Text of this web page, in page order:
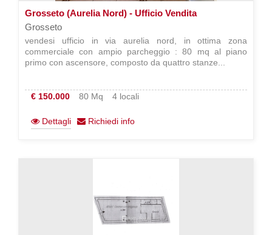
Grosseto (Aurelia Nord) - Ufficio Vendita
Grosseto
vendesi ufficio in via aurelia nord, in ottima zona
commerciale con ampio parcheggio : 80 mq al piano
primo con ascensore, composto da quattro stanze...
€ 150.000 80 Mq 4 locali
Dettagli Richiedi info